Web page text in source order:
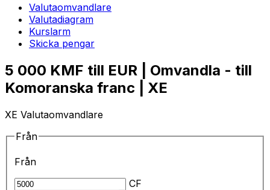
Valutaomvandlare
Valutadiagram
Kurslarm
Skicka pengar
5 000 KMF till EUR | Omvandla - till
Komoranska franc | XE
XE Valutaomvandlare
Från
Från
CF